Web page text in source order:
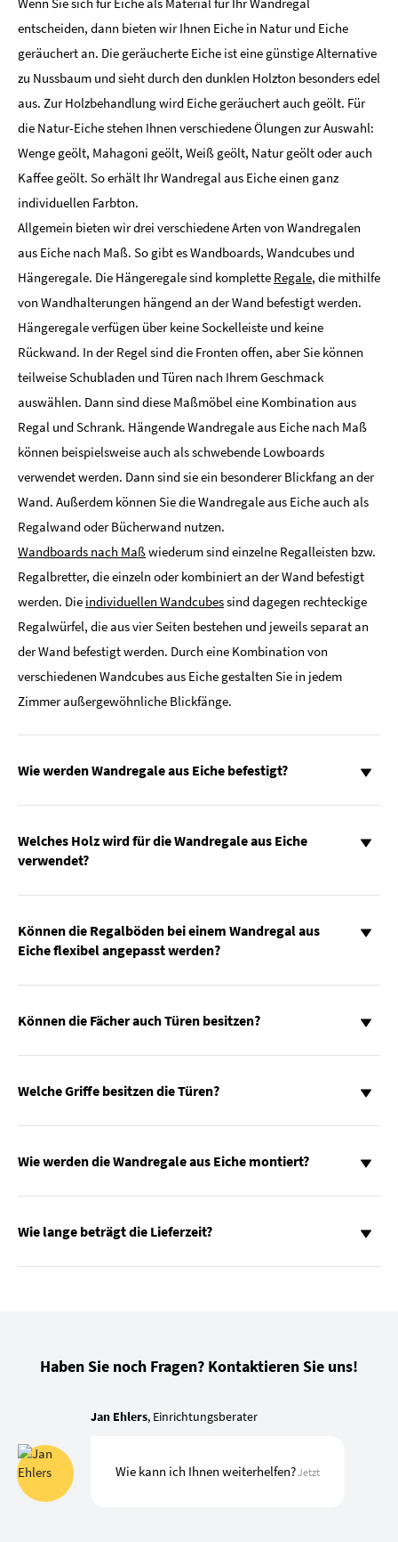
Wenn Sie sich für Eiche als Material für Ihr Wandregal
entscheiden, dann bieten wir Ihnen Eiche in Natur und Eiche
geräuchert an. Die geräucherte Eiche ist eine günstige Alternative
zu Nussbaum und sieht durch den dunklen Holzton besonders edel
aus. Zur Holzbehandlung wird Eiche geräuchert auch geölt. Für
die Natur-Eiche stehen Ihnen verschiedene Ölungen zur Auswahl:
Wenge geölt, Mahagoni geölt, Weiß geölt, Natur geölt oder auch
Kaffee geölt. So erhält Ihr Wandregal aus Eiche einen ganz
individuellen Farbton.
Allgemein bieten wir drei verschiedene Arten von Wandregalen
aus Eiche nach Maß. So gibt es Wandboards, Wandcubes und
Hängeregale. Die Hängeregale sind komplette Regale, die mithilfe
von Wandhalterungen hängend an der Wand befestigt werden.
Hängeregale verfügen über keine Sockelleiste und keine
Rückwand. In der Regel sind die Fronten offen, aber Sie können
teilweise Schubladen und Türen nach Ihrem Geschmack
auswählen. Dann sind diese Maßmöbel eine Kombination aus
Regal und Schrank. Hängende Wandregale aus Eiche nach Maß
können beispielsweise auch als schwebende Lowboards
verwendet werden. Dann sind sie ein besonderer Blickfang an der
Wand. Außerdem können Sie die Wandregale aus Eiche auch als
Regalwand oder Bücherwand nutzen.
Wandboards nach Maßwiederum sind einzelne Regalleisten bzw.
Regalbretter, die einzeln oder kombiniert an der Wand befestigt
werden. Die individuellen Wandcubessind dagegen rechteckige
Regalwürfel, die aus vier Seiten bestehen und jeweils separat an
der Wand befestigt werden. Durch eine Kombination von
verschiedenen Wandcubes aus Eiche gestalten Sie in jedem
Zimmer außergewöhnliche Blickfänge.
Wie werden Wandregale aus Eiche befestigt?
Welches Holz wird für die Wandregale aus Eiche
verwendet?
Können die Regalböden bei einem Wandregal aus
Eiche flexibel angepasst werden?
Können die Fächer auch Türen besitzen?
Welche Griffe besitzen die Türen?
Wie werden die Wandregale aus Eiche montiert?
Wie lange beträgt die Lieferzeit?
Haben Sie noch Fragen? Kontaktieren Sie uns!
Jan Ehlers, Einrichtungsberater
Wie kann ich Ihnen weiterhelfen?Jetzt